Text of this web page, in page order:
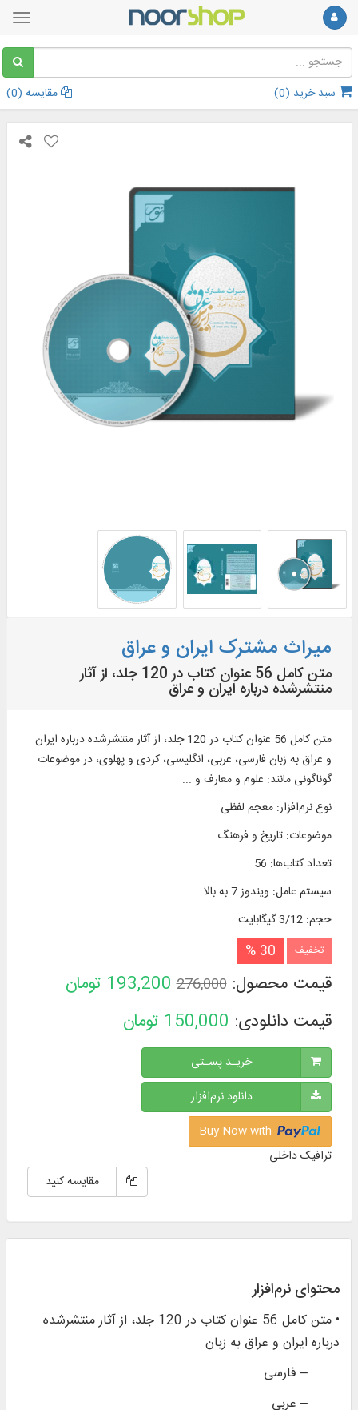
سبد خرید (0
) مقایسه (0
)
میراث مشترک ایران و عراق
متن كامل 56 عنوان كتاب در 120 جلد، از آثار
منتشرشده درباره ایران و عراق
متن كامل 56 عنوان كتاب در 120 جلد، از آثار منتشرشده درباره ایران
و عراق به زبان فارسی، عربی، انگلیسی، کردی و پهلوی، در موضوعات
گوناگونی مانند: علوم و معارف و ...
نوع نرم‌افزار:معجم لفظی
موضوعات:تاریخ و فرهنگ
تعداد کتاب‌ها:
56
سیستم عامل: ویندوز 7 به بالا
حجم:3/12 گیگابایت
تخفیف 30 %
قیمت محصول:276,000
193,200 تومان
قیمت دانلودی: 150,000 تومان
خریـد پسـتی
دانلود نرم‌افزار
ترافیک داخلی
مقایسه کنید
محتوای نرم‌افزار
• متن كامل 56 عنوان كتاب در 120 جلد، از آثار منتشرشده
درباره ایران و عراق به زبان
– فارسی
– عربی